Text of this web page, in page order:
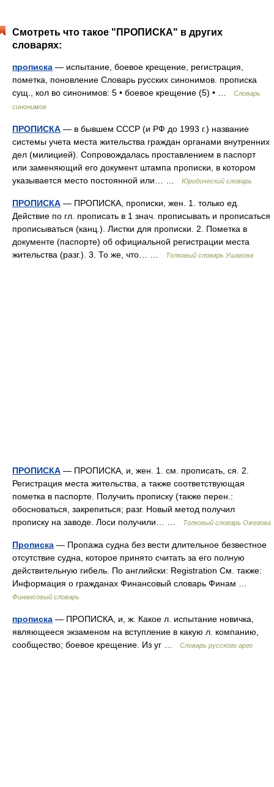
Смотреть что такое "ПРОПИСКА" в других
словарях:
прописка — испытание, боевое крещение, регистрация,
пометка, поновление Словарь русских синонимов. прописка
сущ., кол во синонимов: 5 • боевое крещение (5) • …
Словарь
синонимов
ПРОПИСКА — в бывшем СССР (и РФ до 1993 г.) название
системы учета места жительства граждан органами внутренних
дел (милицией). Сопровождалась проставлением в паспорт
или заменяющий его документ штампа прописки, в котором
указывается место постоянной или… …
Юридический словарь
ПРОПИСКА — ПРОПИСКА, прописки, жен. 1. только ед.
Действие по гл. прописать в 1 знач. прописывать и прописаться
прописываться (канц.). Листки для прописки. 2. Пометка в
документе (паспорте) об официальной регистрации места
жительства (разг.). 3. То же, что… …
Толковый словарь Ушакова
ПРОПИСКА — ПРОПИСКА, и, жен. 1. см. прописать, ся. 2.
Регистрация места жительства, а также соответствующая
пометка в паспорте. Получить прописку (также перен.:
обосноваться, закрепиться; разг. Новый метод получил
прописку на заводе. Лоси получили… …
Толковый словарь Ожегова
Прописка — Пропажа судна без вести длительное безвестное
отсутствие судна, которое принято считать за его полную
действительную гибель. По английски: Registration См. также:
Информация о гражданах Финансовый словарь Финам …
Финансовый словарь
прописка — ПРОПИСКА, и, ж. Какое л. испытание новичка,
являющееся экзаменом на вступление в какую л. компанию,
сообщество; боевое крещение. Из уг …
Словарь русского арго